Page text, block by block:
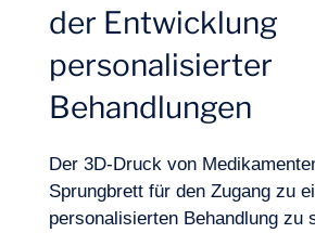
Logbuch
der Entwicklung
personalisierter
Behandlungen
Der 3D-Druck von
Sprungbrett für den Zugang zu
personalisierten Behandlung zu